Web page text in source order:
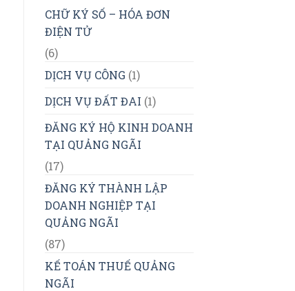
CHỮ KÝ SỐ – HÓA ĐƠN
ĐIỆN TỬ
(6)
DỊCH VỤ CÔNG (1)
DỊCH VỤ ĐẤT ĐAI (1)
ĐĂNG KÝ HỘ KINH DOANH
TẠI QUẢNG NGÃI
(17)
ĐĂNG KÝ THÀNH LẬP
DOANH NGHIỆP TẠI
QUẢNG NGÃI
(87)
KẾ TOÁN THUẾ QUẢNG
NGÃI